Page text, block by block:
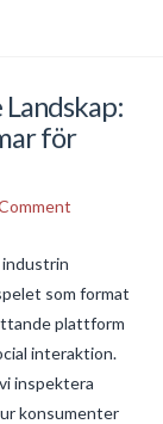
för
som format
plattform
interaktion.
inspektera
konsumenter